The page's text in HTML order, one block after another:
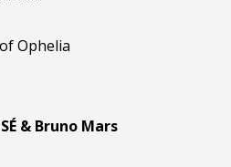
Ophelia
& Bruno Mars